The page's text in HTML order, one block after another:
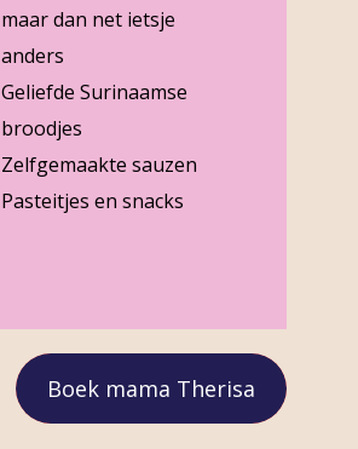
maar dan net ietsje
anders
Geliefde Surinaamse
broodjes
Zelfgemaakte sauzen
Pasteitjes en snacks
Boek mama Therisa